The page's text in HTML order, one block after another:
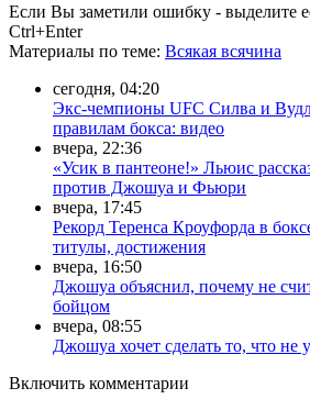
Если Вы заметили ошибку - выделите
Ctrl+Enter
Материалы по теме: Всякая всячина
сегодня, 04:20
Экс-чемпионы UFC Силва и
правилам бокса: видео
вчера, 22:36
«Усик в пантеоне!» Льюис
против Джошуа и Фьюри
вчера, 17:45
Рекорд Теренса Кроуфорда в
титулы, достижения
вчера, 16:50
Джошуа объяснил, почему не
бойцом
вчера, 08:55
Джошуа хочет сделать то, что не
Включить комментарии